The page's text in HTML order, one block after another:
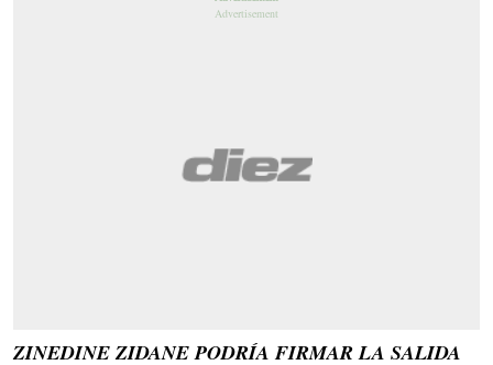
ZINEDINE ZIDANE PODRÍA FIRMAR LA SALIDA